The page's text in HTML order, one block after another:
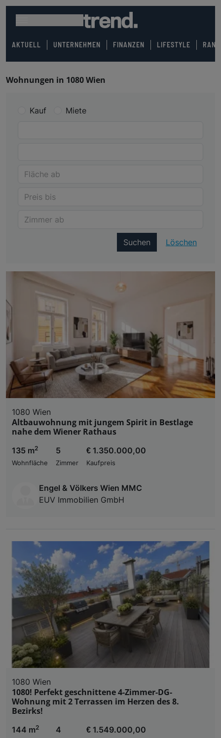
AKTUELL UNTERNEHMEN FINANZEN LIFESTYLE
Wohnungen in 1080 Wien
Kauf Miete
Suchen Löschen
1080 Wien
Altbauwohnung mit jungem Spirit in Bestlage
nahe dem Wiener Rathaus
135 m2
Wohnfläche
5
Zimmer
€ 1.350.000,00
Kaufpreis
Engel & Völkers Wien MMC
EUV Immobilien GmbH
1080 Wien
1080! Perfekt geschnittene 4-Zimmer-DG-
Wohnung mit 2 Terrassen im Herzen des 8.
Bezirks!
144 m2
4 € 1.549.000,00